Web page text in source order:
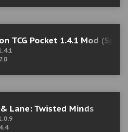
TCG Pocket 1.4.1 Mod
Lane: Twisted Minds